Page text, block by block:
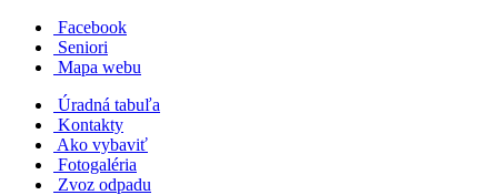
Facebook
Seniori
Mapa webu
Úradná tabuľa
Kontakty
Ako vybaviť
Fotogaléria
Zvoz odpadu